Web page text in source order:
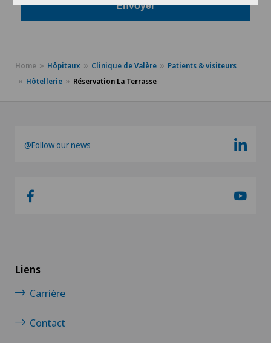
Envoyer
Home Hôpitaux Clinique de Valère
Patients & visiteurs
Hôtellerie
Réservation La Terrasse
@Follow our news
Liens
Carrière
Contact